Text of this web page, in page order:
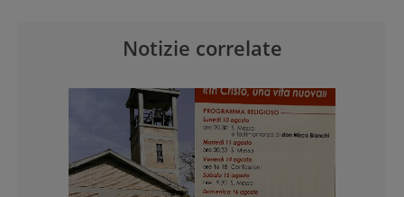
Notizie correlate